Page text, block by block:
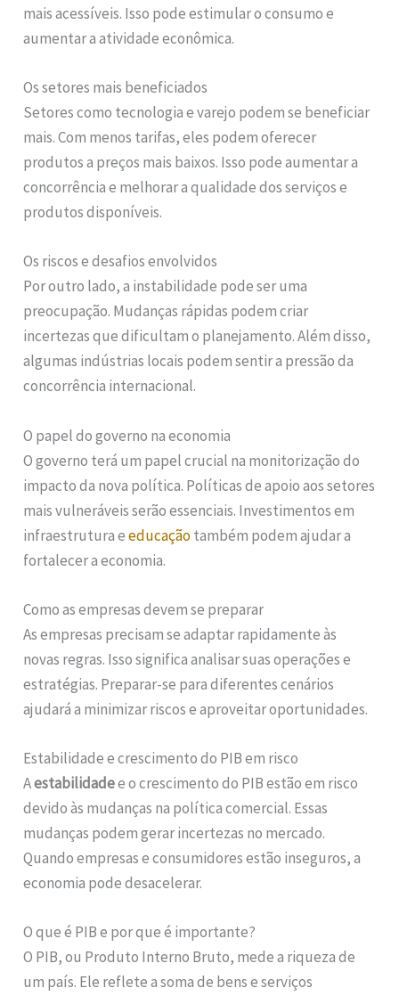
mais acessíveis. Isso pode estimular o consumo e
aumentar a atividade econômica.
Os setores mais beneficiados
Setores como tecnologia e varejo podem se beneficiar
mais. Com menos tarifas, eles podem oferecer
produtos a preços mais baixos. Isso pode aumentar a
concorrência e melhorar a qualidade dos serviços e
produtos disponíveis.
Os riscos e desafios envolvidos
Por outro lado, a instabilidade pode ser uma
preocupação. Mudanças rápidas podem criar
incertezas que dificultam o planejamento. Além disso,
algumas indústrias locais podem sentir a pressão da
concorrência internacional.
O papel do governo na economia
O governo terá um papel crucial na monitorização do
impacto da nova política. Políticas de apoio aos setores
mais vulneráveis serão essenciais. Investimentos em
infraestrutura eeducaçãotambém podem ajudar a
fortalecer a economia.
Como as empresas devem se preparar
As empresas precisam se adaptar rapidamente às
novas regras. Isso significa analisar suas operações e
estratégias. Preparar-se para diferentes cenários
ajudará a minimizar riscos e aproveitar oportunidades.
Estabilidade e crescimento do PIB em risco
Aestabilidadee o crescimento do PIB estão em risco
devido às mudanças na política comercial. Essas
mudanças podem gerar incertezas no mercado.
Quando empresas e consumidores estão inseguros, a
economia pode desacelerar.
O que é PIB e por que é importante?
O PIB, ou Produto Interno Bruto, mede a riqueza de
um país. Ele reflete a soma de bens e serviços